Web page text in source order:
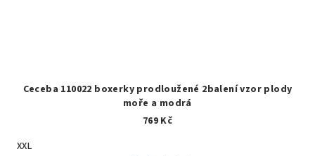
Ceceba 110022 boxerky prodloužené 2balení vzor plody
moře a modrá
769 Kč
XXL